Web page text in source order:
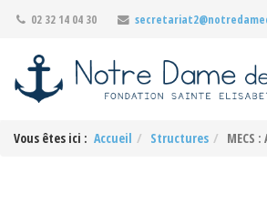
02 32 14 04 30
Vous êtes ici : Accueil Structures MECS